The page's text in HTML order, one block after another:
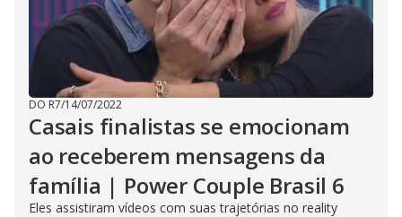
DO R7/14/07/2022
Casais finalistas se emocionam
ao receberem mensagens da
família | Power Couple Brasil 6
Eles assistiram vídeos com suas trajetórias no reality